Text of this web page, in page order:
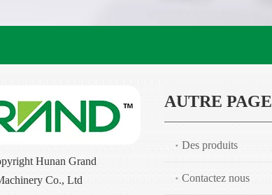
Hunan Grand
Co., Ltd
AUTRE PAGE
Des produits
Contactez nous